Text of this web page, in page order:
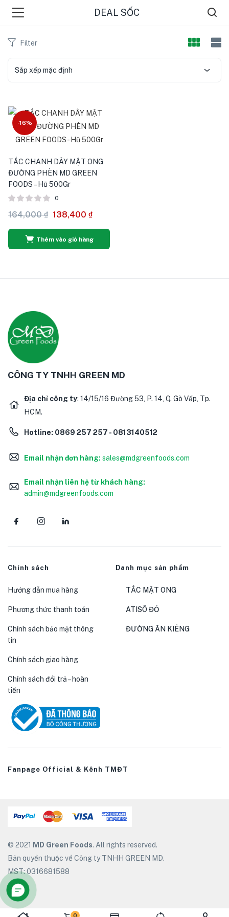
(ĐIỂM BÁN )
(TIN TỨC )
DEAL SỐC
0
Filter
Sắp xếp mặc định
-16%
TẮC CHANH DÂY MẬT ONG
ĐƯỜNG PHÈN MD GREEN
FOODS – Hũ 500Gr
0
164,000₫ 138,400 ₫
Thêm vào giỏ hàng
CÔNG TY TNHH GREEN MD
Địa chỉ công ty: 14/15/16 Đường 53, P. 14, Q. Gò Vấp, Tp.
HCM.
Hotline: 0869 257 257 - 0813140512
Email nhận đơn hàng: sales@mdgreenfoods.com
Email nhận liên hệ từ khách hàng:
admin@mdgreenfoods.com
Chính sách
Hướng dẫn mua hàng
Phương thức thanh toán
Chính sách bảo mật thông
tin
Chính sách giao hàng
Chính sách đổi trả – hoàn
tiền
Danh mục sản phẩm
TẮC MẬT ONG
ATISÔ ĐỎ
ĐƯỜNG ĂN KIÊNG
Fanpage Official & Kênh TMĐT
© 2021 MD Green Foods. All rights reserved.
Bản quyền thuộc về Công ty TNHH GREEN MD.
MST: 0316681588